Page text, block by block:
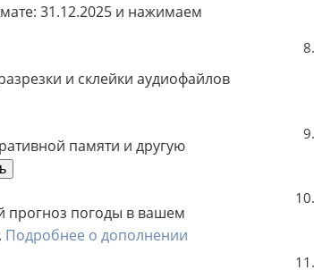
31.12.2025 и нажимаем
и склейки аудиофайлов
памяти и другую
прогноз погоды в вашем
Подробнее о дополнении